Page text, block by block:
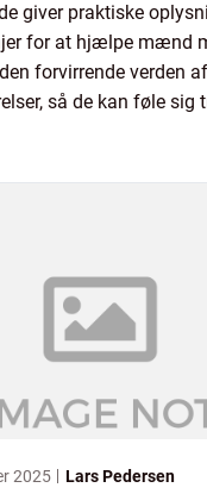
giver praktiske
for at hjælpe mænd
forvirrende verden af
så de kan føle sig
2025 Lars Pedersen